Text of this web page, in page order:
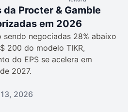
da Procter & Gamble
em 2026
sendo negociadas 28% abaixo
200 do modelo TIKR,
do EPS se acelera em
2027.
2026